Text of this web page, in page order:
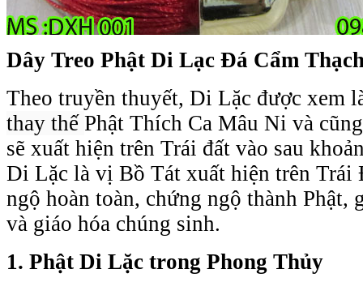
Dây Treo Phật Di Lạc Đá Cẩm
Theo truyền thuyết, Di Lặc được xem
thay thế Phật Thích Ca Mâu Ni và
sẽ xuất hiện trên Trái đất vào sau
Di Lặc là vị Bồ Tát xuất hiện trên Trái
ngộ hoàn toàn, chứng ngộ thành Phật,
và giáo hóa chúng sinh.
1. Phật Di Lặc trong Phong Thủy